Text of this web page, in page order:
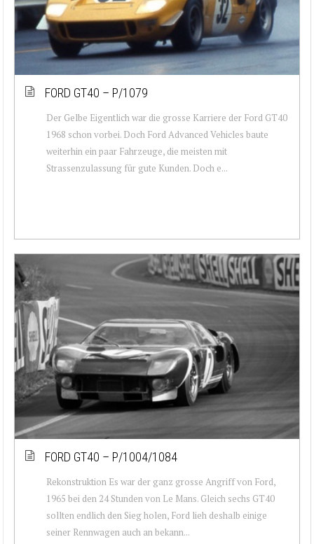
FORD GT40 – P/1079
Der Gelbe Eigentlich war die grosse Karriere der Ford GT40
1968 schon vorbei. Doch Ford Advanced Vehicles baute
weiterhin ein paar Fahrzeuge, die meisten mit
Strassenzulassung für gute Kunden. Doch e...
FORD GT40 – P/1004/1084
Rekonstruktion Es war der ganz grosse Angriff von Ford,
1965 bei den 24 Stunden von Le Mans. Gleich sechs GT40
sollten endlich den Sieg holen, Ford lieh deshalb einige
seiner Rennwagen auch an bekann...